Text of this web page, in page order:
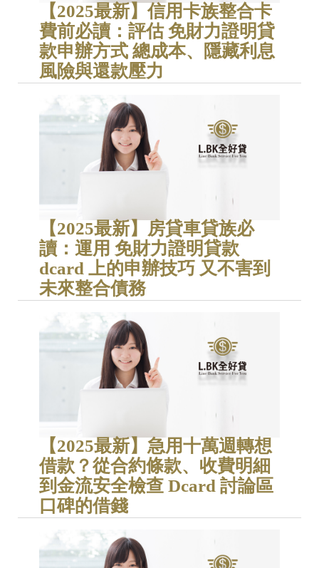
【2025最新】信用卡族整合卡
費前必讀：評估 免財力證明貸
款申辦方式 總成本、隱藏利息
風險與還款壓力
【2025最新】房貸車貸族必
讀：運用 免財力證明貸款
dcard 上的申辦技巧 又不害到
未來整合債務
【2025最新】急用十萬週轉想
借款？從合約條款、收費明細
到金流安全檢查 Dcard 討論區
口碑的借錢